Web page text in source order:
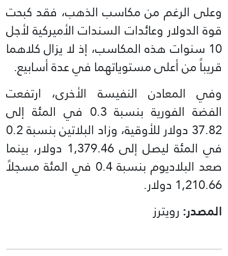
وعلى الرغم من مكاسب الذهب، فقد كبحت
قوة الدولار وعائدات السندات الأميركية لأجل
10 سنوات هذه المكاسب، إذ لا يزال كلاهما
قريباً من أعلى مستوياتهما في عدة أسابيع.
وفي المعادن النفيسة الأخرى، ارتفعت
الفضة الفورية بنسبة 0.3 في المئة إلى
37.82 دولار للأوقية، وزاد البلاتين بنسبة 0.2
في المئة ليصل إلى 1,379.46 دولار، بينما
صعد البلاديوم بنسبة 0.4 في المئة مسجلاً
1,210.66 دولار.
المصدر: رويترز